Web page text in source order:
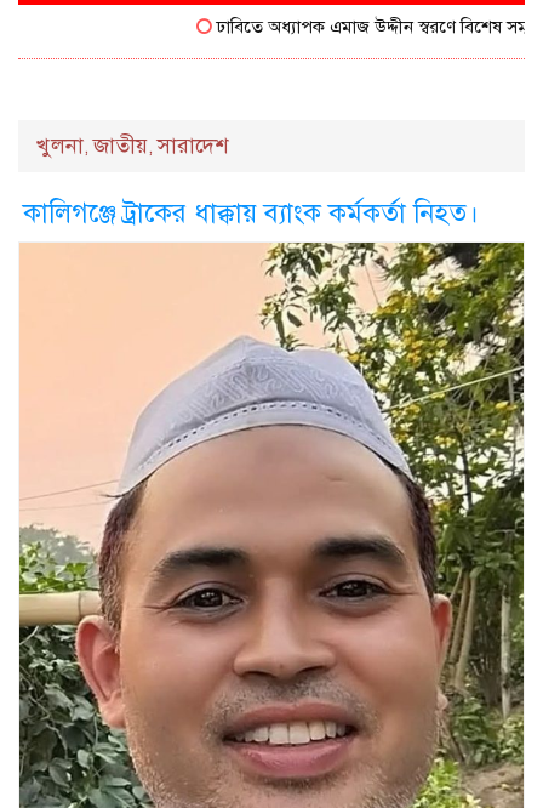
ঢাবিতে অধ্যাপক এমাজ উদ্দীন স্বরণে বিশেষ
খুলনা,জাতীয়,সারাদেশ
কালিগঞ্জে ট্রাকের ধাক্কায় ব্যাংক কর্মকর্তা নিহত।